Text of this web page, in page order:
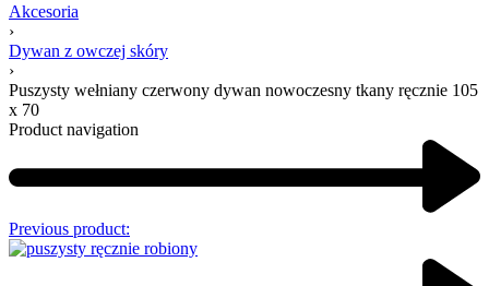
Akcesoria
›
Dywan z owczej skóry
›
Puszysty wełniany czerwony dywan nowoczesny tkany ręcznie 105
x 70
Product navigation
Previous product: